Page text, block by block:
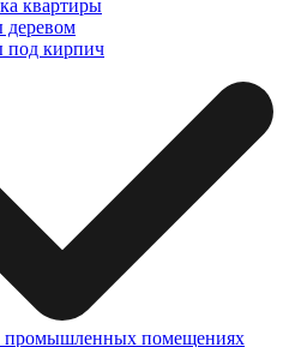
квартиры
деревом
под кирпич
промышленных помещениях